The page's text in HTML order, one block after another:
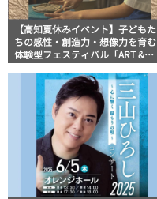
【高知夏休みイベント】子どもた
ちの感性・創造力・想像力を育む
体験型フェスティバル「ART &
Kochi」開催！